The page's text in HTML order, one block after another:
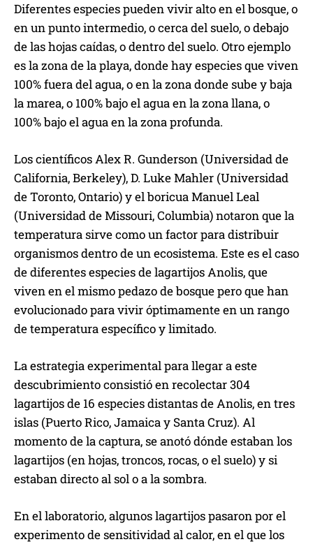
Diferentes especies pueden vivir alto en el bosque, o
en un punto intermedio, o cerca del suelo, o debajo
de las hojas caídas, o dentro del suelo. Otro ejemplo
es la zona de la playa, donde hay especies que viven
100% fuera del agua, o en la zona donde sube y baja
la marea, o 100% bajo el agua en la zona llana, o
100% bajo el agua en la zona profunda.
Los científicos Alex R. Gunderson (Universidad de
California, Berkeley), D. Luke Mahler (Universidad
de Toronto, Ontario) y el boricua Manuel Leal
(Universidad de Missouri, Columbia) notaron que la
temperatura sirve como un factor para distribuir
organismos dentro de un ecosistema. Este es el caso
de diferentes especies de lagartijos Anolis, que
viven en el mismo pedazo de bosque pero que han
evolucionado para vivir óptimamente en un rango
de temperatura específico y limitado.
La estrategia experimental para llegar a este
descubrimiento consistió en recolectar 304
lagartijos de 16 especies distantas de Anolis, en tres
islas (Puerto Rico, Jamaica y Santa Cruz). Al
momento de la captura, se anotó dónde estaban los
lagartijos (en hojas, troncos, rocas, o el suelo) y si
estaban directo al sol o a la sombra.
En el laboratorio, algunos lagartijos pasaron por el
experimento de sensitividad al calor, en el que los